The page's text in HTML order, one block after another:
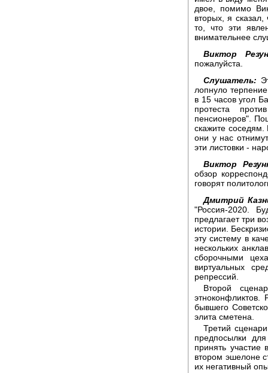
двое, помимо
вторых, я
то, что эти
внимательнее
Виктор
пожалуйста.
Слушатель:
лопнуло
в 15 часов угол
протеста
пенсионеров".
скажите
они у нас
эти листовки -
Виктор
обзор
говорят
Дмитрий
"Россия-2020.
предлагает три
истории.
эту систему в
нескольких
сборочными
виртуальных
репрессий.
Второй
этноконфликтов.
бывшего
элита сметена.
Третий
предпосылки
принять участие
втором эшелоне
их негативный